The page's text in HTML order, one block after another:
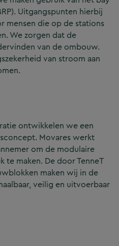
Uitgangspunten hierbij
mensen die op de stations
We zorgen dat de
van de ombouw.
van stroom aan
ontwikkelen we een
Movares werkt
om de modulaire
maken. De door TenneT
maken wij in de
veilig en uitvoerbaar